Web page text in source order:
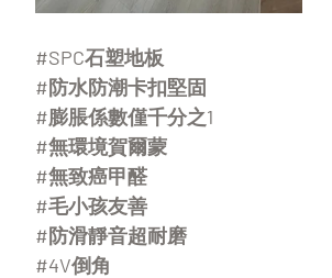
#SPC石塑地板
#防水防潮卡扣堅固
#膨脹係數僅千分之1
#無環境賀爾蒙
#無致癌甲醛
#毛小孩友善
#防滑靜音超耐磨
#4V倒角